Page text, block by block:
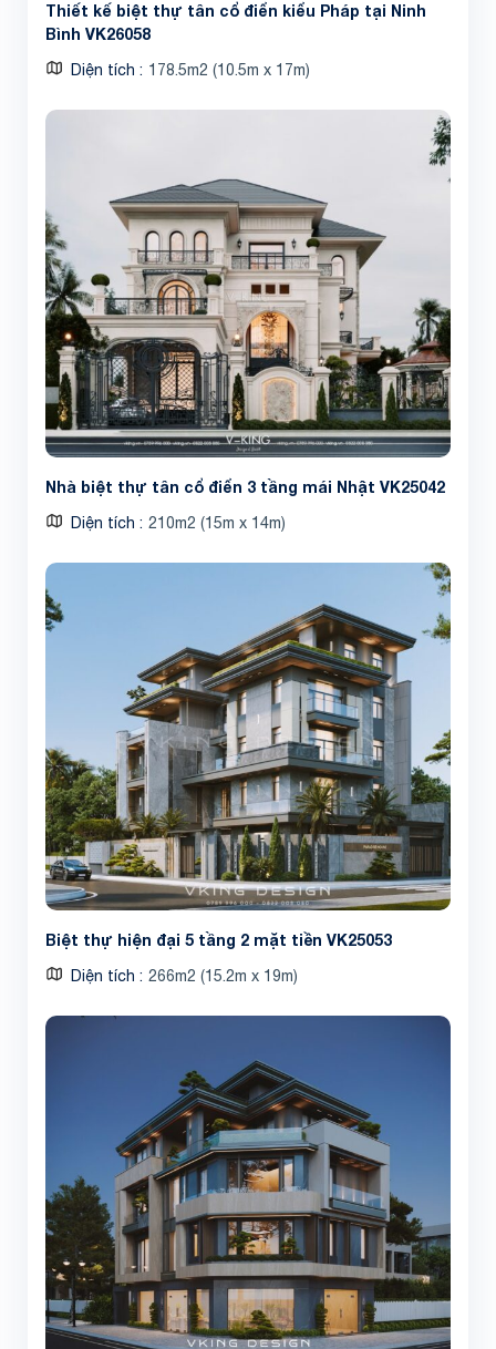
Thiết kế biệt thự tân cổ điển kiểu Pháp tại Ninh
Bình VK26058
Diện tích 178.5m2 (10.5m x 17m)
Nhà biệt thự tân cổ điển 3 tầng mái Nhật VK25042
Diện tích 210m2 (15m x 14m)
Biệt thự hiện đại 5 tầng 2 mặt tiền VK25053
Diện tích 266m2 (15.2m x 19m)